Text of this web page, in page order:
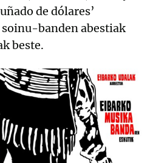
de dólares’
banden abestiak
beste.